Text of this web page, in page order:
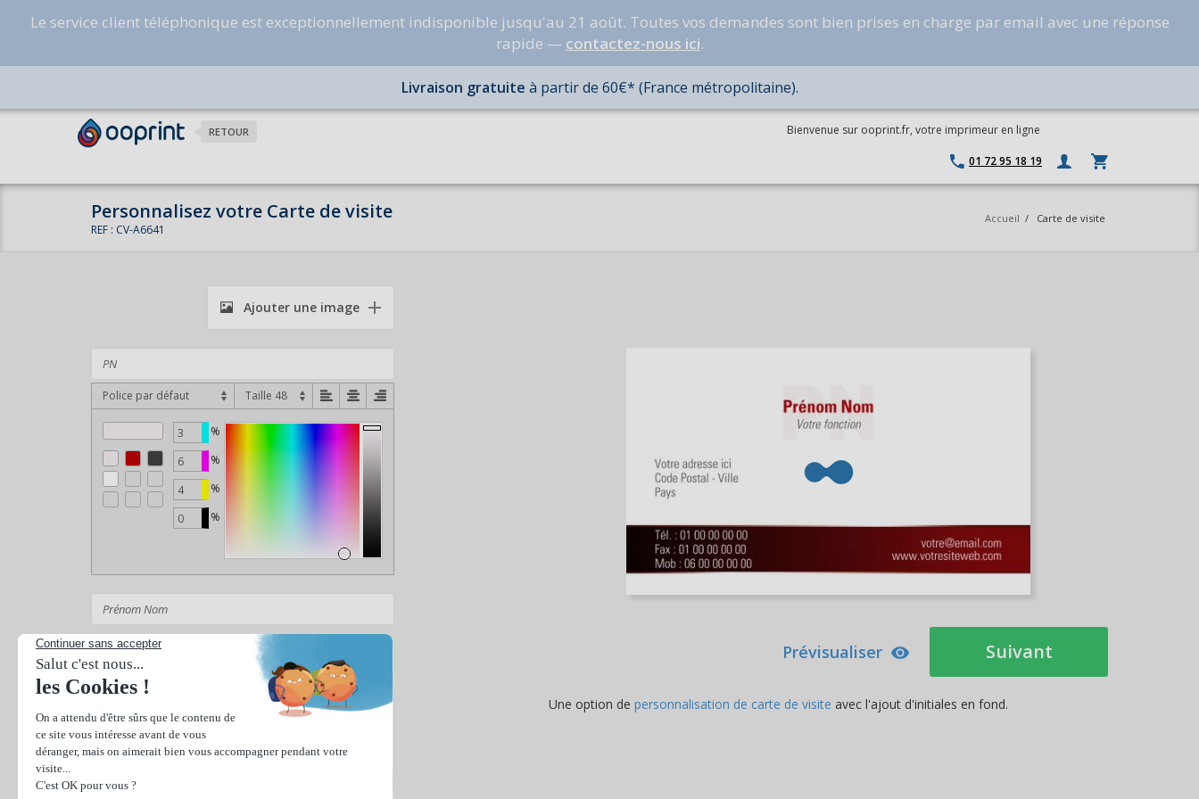
Le service client téléphonique est exceptionnellement indisponible jusqu'au 21 août. Toutes vos demandes sont bien prises en charge par email avec une réponse
rapide — contactez-nous ici.
Livraison gratuite à partir de 60€* (France métropolitaine).
RETOUR Bienvenue sur ooprint.fr, votre imprimeur en ligne
01 72 95 18 19
Personnalisez votre Carte de visite
REF : CV-A6641
Accueil / Carte de visite
Ajouter une image
Police par défaut
%
%
%
%
Prévisualiser Suivant
Une option de personnalisation de carte de visite avec l'ajout d'initiales en fond.